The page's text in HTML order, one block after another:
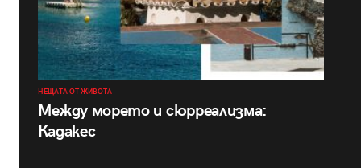
НЕЩАТА ОТ ЖИВОТА
Между морето и сюрреализма:
Кадакес